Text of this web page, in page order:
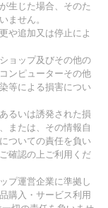
生じた場合、そのた
ません。
や追加又は停止によ
ョップ及びその他の
ンピューターその他
等による損害につい
るいは誘発された損
または、その情報自
ついての責任を負い
確認の上ご利用くだ
プ運営企業に準拠し
購入・サービス利用